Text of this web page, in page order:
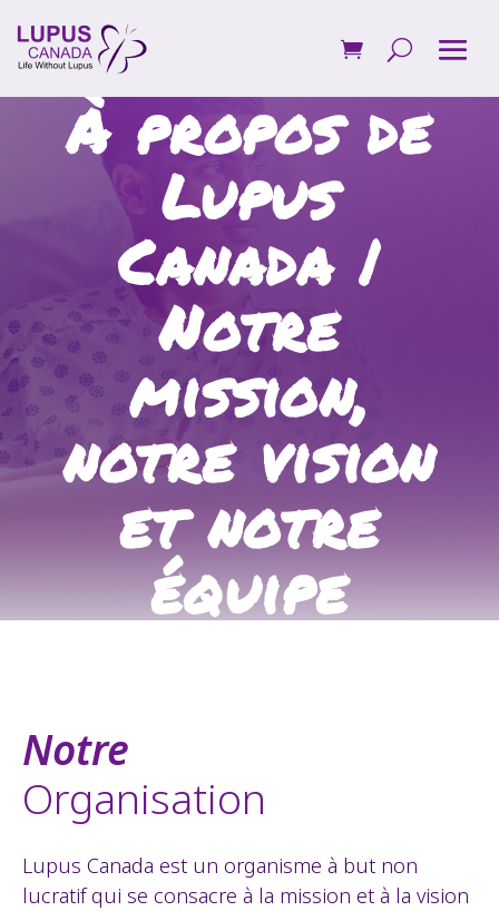
À propos de
Lupus
Canada|
Notre
mission,
notre vision
et notre
équipe
Notre
Organisation
Lupus Canada est un organisme à but non
lucratif qui se consacre à la mission et à la vision